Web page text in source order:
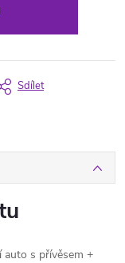
Sdílet
auto s přívěsem +